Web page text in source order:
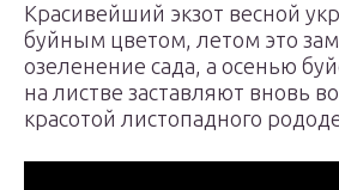
Красивейший экзот весной
буйным цветом, летом это
озеленение сада, а осенью
на листве заставляют вновь
красотой листопадного